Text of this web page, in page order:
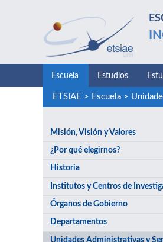
Escuela Estudios
ETSIAE > Escuela>
Misión, Visión y Valores
¿Por qué elegirnos?
Historia
Institutos y Centros de
Órganos de Gobierno
Departamentos
Unidades Administrativas y